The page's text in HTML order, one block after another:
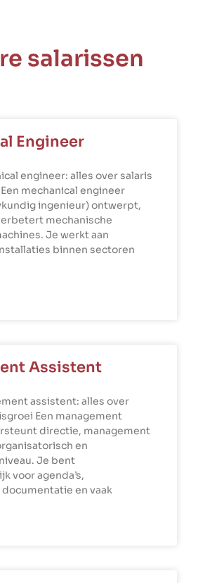
salarissen
Engineer
engineer: alles over salaris
mechanical engineer
ingenieur) ontwerpt,
mechanische
Je werkt aan
binnen sectoren
Assistent
assistent: alles over
Een management
directie, management
en
Je bent
voor agenda’s,
en vaak